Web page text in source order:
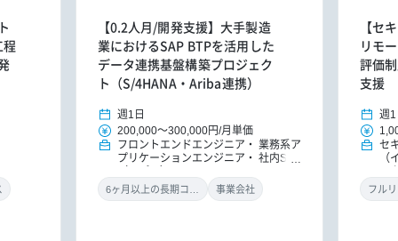
程
【0.2人月/開発支援】大手製造
業におけるSAP BTPを活用した
データ連携基盤構築プロジェク
ト（S/4HANA・Ariba連携）
週1日
200,000～300,000円/月単価
フロントエンドエンジニア
業務系ア
プリケーションエンジニア
社内SE
事業会社
【セ
リモ
評価
支援
週1
セ
（
ン
フル